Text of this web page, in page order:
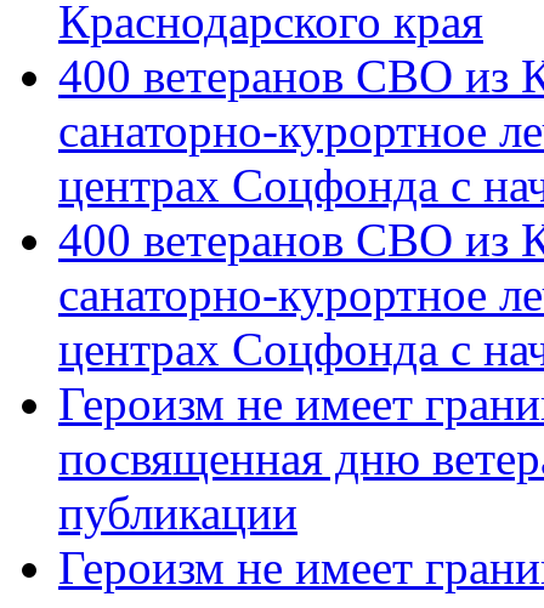
Краснодарского края
400 ветеранов СВО из
санаторно-курортное
центрах Соцфонда с
400 ветеранов СВО из
санаторно-курортное
центрах Соцфонда с
Героизм не имеет
посвященная дню
публикации
Героизм не имеет